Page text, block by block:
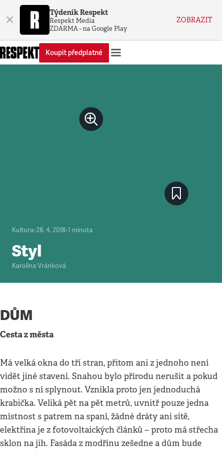
× Týdeník Respekt
Respekt Media
ZDARMA - na Google Play
ZOBRAZIT
Koupit předplatné
Kultura•28. 4. 2018•1 minuta
Styl
Karolína Vránková
DŮM
Cesta z města
Má velká okna do tří stran, přitom ani z jednoho není
vidět jiné stavení. Snahou bylo přírodu nerušit a pokud
možno s ní splynout. Vznikla proto jen jednoduchá
krabička. Veliká pět na pět metrů, uvnitř pouze jedna
místnost s patrem na spaní, žádné dráty ani sítě,
elektřina je z fotovoltaických článků – proto má střecha
sklon na jih. Fasáda z modřínu zešedne a dům bude